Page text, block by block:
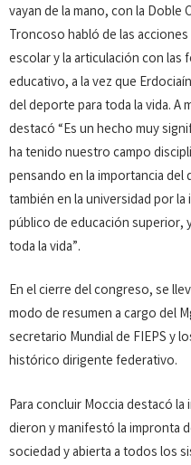
vayan de la mano, con la Doble
Troncoso habló de las
escolar y la articulación con las
educativo, a la vez que
del deporte para toda la vida. A
destacó “Es un hecho muy
ha tenido nuestro campo
pensando en la importancia del
también en la universidad por
público de educación superior,
toda la vida”.
En el cierre del congreso, se
modo de resumen a cargo del
secretario Mundial de FIEPS y
histórico dirigente federativo.
Para concluir Moccia destacó
dieron y manifestó la impronta
sociedad y abierta a todos los